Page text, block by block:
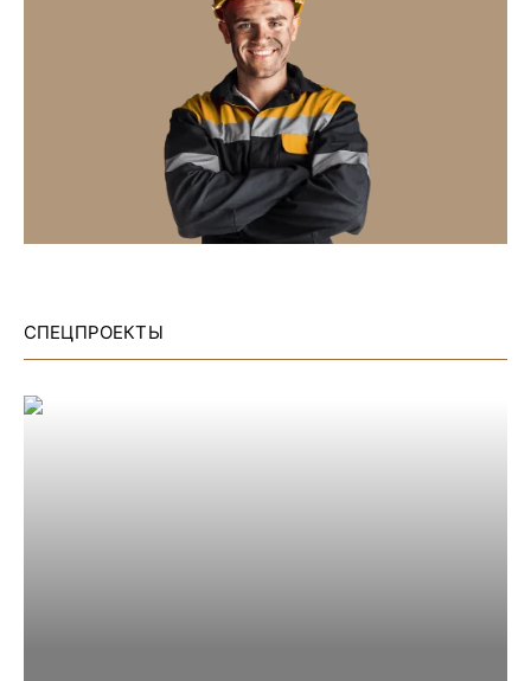
СПЕЦПРОЕКТЫ